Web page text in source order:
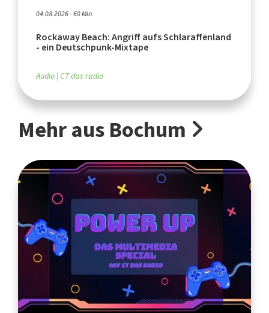
04.08.2026 - 60 Min.
Rockaway Beach: Angriff aufs Schlaraffenland
- ein Deutschpunk-Mixtape
Audio CT das radio
Mehr aus Bochum